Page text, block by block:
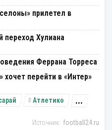
прилетел в
переход Хулиана
Феррана Торреса
перейти в «Интер»
Атлетико ...
football24.ru